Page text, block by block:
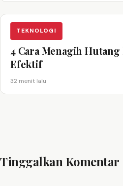
TEKNOLOGI
4 Cara Menagih Hutang
Efektif
32 menit lalu
Tinggalkan Komentar